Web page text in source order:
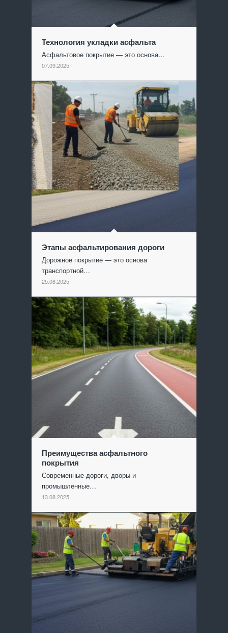
Технология укладки асфальта
Асфальтовое покрытие — это основа…
07.09.2025
Этапы асфальтирования дороги
Дорожное покрытие — это основа
транспортной…
25.08.2025
Преимущества асфальтного
покрытия
Современные дороги, дворы и
промышленные…
13.08.2025